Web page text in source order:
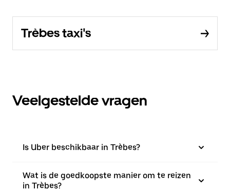
Trèbes taxi's
Veelgestelde vragen
Is Uber beschikbaar in Trèbes?
Wat is de goedkoopste manier om te reizen
in Trèbes?